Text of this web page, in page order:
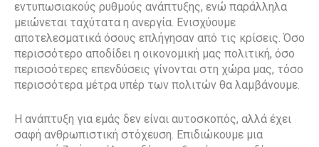
εντυπωσιακούς ρυθμούς ανάπτυξης, ενώ παράλληλα
μειώνεται ταχύτατα η ανεργία. Ενισχύουμε
αποτελεσματικά όσους επλήγησαν από τις κρίσεις. Όσο
περισσότερο αποδίδει η οικονομική μας πολιτική, όσο
περισσότερες επενδύσεις γίνονται στη χώρα μας, τόσο
περισσότερα μέτρα υπέρ των πολιτών θα λαμβάνουμε.
Η ανάπτυξη για εμάς δεν είναι αυτοσκοπός, αλλά έχει
σαφή ανθρωπιστική στόχευση. Επιδιώκουμε μια